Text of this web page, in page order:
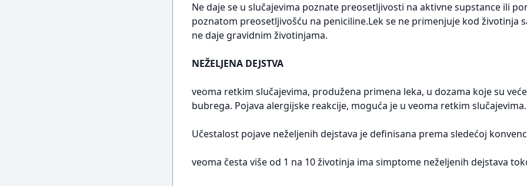
Ne daje se u slučajevima poznate preosetljivosti na aktivne supstance ili
poznatom preosetljivošću na peniciline.Lek se ne primenjuje kod
ne daje gravidnim životinjama.
NEŽELJENA DEJSTVA
veoma retkim slučajevima, produžena primena leka, u dozama koje su
bubrega. Pojava alergijske reakcije, moguća je u veoma retkim slučajevima.
Učestalost pojave neželjenih dejstava je definisana prema sledećoj
veoma česta više od 1 na 10 životinja ima simptome neželjenih dejstava